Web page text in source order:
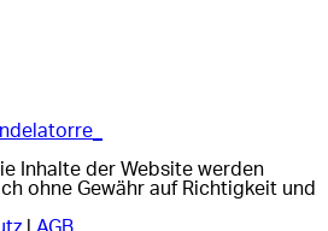
Inhalte der Website werden
ohne Gewähr auf Richtigkeit und